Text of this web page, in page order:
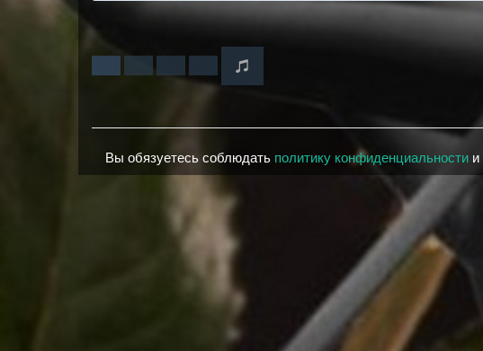
Вы обязуетесь соблюдать политику конфиденциальности и